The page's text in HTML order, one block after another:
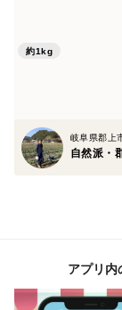
約1kg
岐阜県郡上
アプリ内